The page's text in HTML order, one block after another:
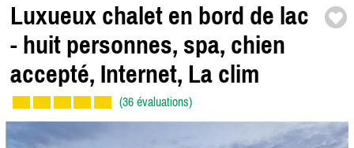
Luxueux chalet en bord de lac
- huit personnes, spa, chien
accepté, Internet, La clim
(36 évaluations)